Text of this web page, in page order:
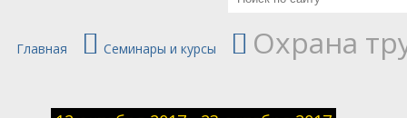
Главная Семинары и курсы Охрана